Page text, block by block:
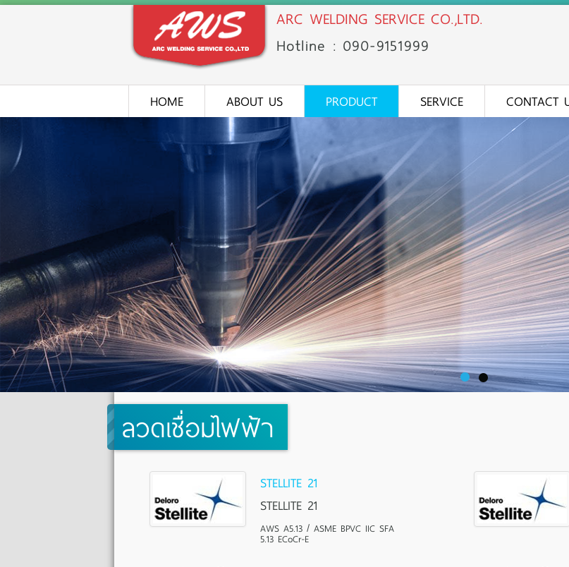
ARC WELDING SERVICE CO.,LTD.
Hotline : 090-9151999
HOME ABOUT US PRODUCT SERVICE CONTACT
ลวดเชื่อมไฟฟ้า
STELLITE 21
STELLITE 21
AWS A5.13 / ASME BPVC IIC SFA
5.13 ECoCr-E